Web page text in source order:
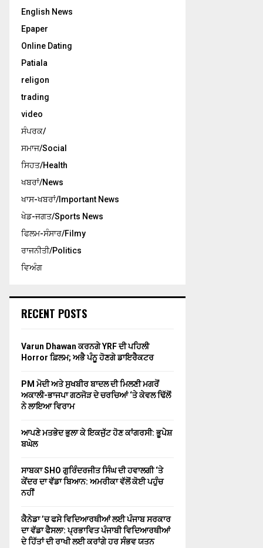
English News
Epaper
Online Dating
Patiala
religon
trading
video
ਸੰਪਰਕ/
ਸਮਾਜ/Social
ਸਿਹਤ/Health
ਖਬਰਾਂ/News
ਖਾਸ-ਖਬਰਾਂ/Important News
ਖੇਡ-ਜਗਤ/Sports News
ਫਿਲਮ-ਸੰਸਾਰ/Filmy
ਰਾਜਨੀਤੀ/Politics
ਵਿਅੰਗ
RECENT POSTS
Varun Dhawan ਕਰਨਗੇ YRF ਦੀ ਪਹਿਲੀ
Horror ਫ਼ਿਲਮ; ਅਭੈ ਪੰਨੂ ਹੋਣਗੇ ਡਾਇਰੈਕਟਰ
PM ਮੋਦੀ ਅਤੇ ਸੁਖਬੀਰ ਬਾਦਲ ਦੀ ਮਿਲਣੀ ਮਗਰੋਂ
ਅਕਾਲੀ-ਭਾਜਪਾ ਗਠਜੋੜ ਦੇ ਚਰਚਿਆਂ ‘ਤੇ ਕੇਵਲ ਢਿੱਲੋਂ
ਨੇ ਲਾਇਆ ਵਿਰਾਮ
ਆਪਣੇ ਮਤਭੇਦ ਭੁਲਾ ਕੇ ਇਕਜੁੱਟ ਹੋਣ ਕਾਂਗਰਸੀ: ਭੂਪੇਸ਼
ਬਘੇਲ
ਸਾਬਕਾ SHO ਗੁਰਿੰਦਰਜੀਤ ਸਿੰਘ ਦੀ ਹਵਾਲਗੀ ‘ਤੇ
ਕੇਂਦਰ ਦਾ ਵੱਡਾ ਬਿਆਨ: ਅਮਰੀਕਾ ਵੱਲੋਂ ਕੋਈ ਪਹੁੰਚ
ਨਹੀਂ
ਕੈਨੇਡਾ ’ਚ ਫਸੇ ਵਿਦਿਆਰਥੀਆਂ ਲਈ ਪੰਜਾਬ ਸਰਕਾਰ
ਦਾ ਵੱਡਾ ਫੈਸਲਾ: ਪ੍ਰਭਾਵਿਤ ਪੰਜਾਬੀ ਵਿਦਿਆਰਥੀਆਂ
ਦੇ ਹਿੱਤਾਂ ਦੀ ਰਾਖੀ ਲਈ ਕਰਾਂਗੇ ਹਰ ਸੰਭਵ ਯਤਨ